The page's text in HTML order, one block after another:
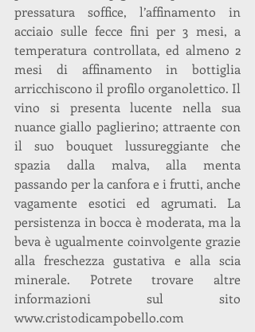
pressatura soffice, l’affinamento in
acciaio sulle fecce fini per 3 mesi, a
temperatura controllata, ed almeno 2
mesi di affinamento in bottiglia
arricchiscono il profilo organolettico. Il
vino si presenta lucente nella sua
nuance giallo paglierino; attraente con
il suo bouquet lussureggiante che
spazia dalla malva, alla menta
passando per la canfora e i frutti, anche
vagamente esotici ed agrumati. La
persistenza in bocca è moderata, ma la
beva è ugualmente coinvolgente grazie
alla freschezza gustativa e alla scia
minerale. Potrete trovare altre
informazioni sul sito
www.cristodicampobello.com